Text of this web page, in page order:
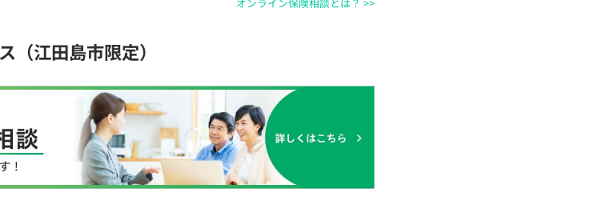
（江田島市限定）